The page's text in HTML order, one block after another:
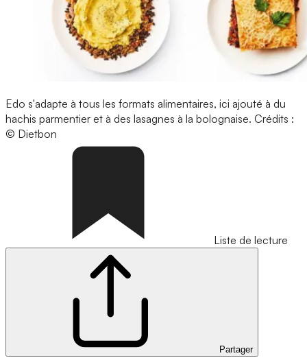
Edo s'adapte à tous les formats alimentaires, ici ajouté à du
hachis parmentier et à des lasagnes à la bolognaise. Crédits :
© Dietbon
Liste de lecture
Partager